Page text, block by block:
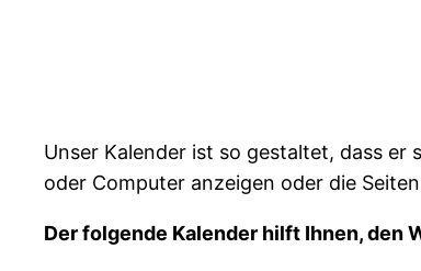
Unser Kalender ist so gestaltet, dass
oder Computer anzeigen oder die
Der folgende Kalender hilft Ihnen, den